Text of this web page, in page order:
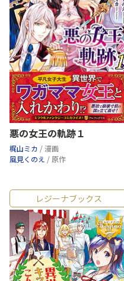
悪の女王の軌跡１
梶山ミカ / 漫画
風見くのえ / 原作
レジーナブックス